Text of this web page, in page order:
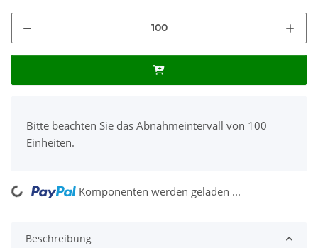
Bitte beachten Sie das Abnahmeintervall von 100
Einheiten.
Komponenten werden geladen ...
Beschreibung